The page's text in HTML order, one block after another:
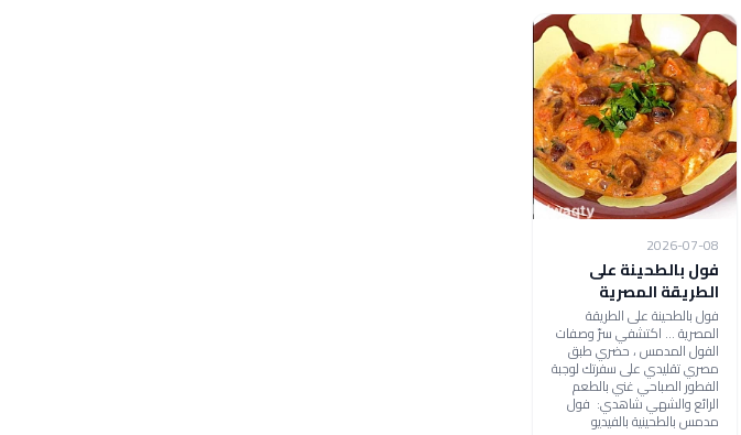
2026-07-08
فول بالطحينة على
الطريقة المصرية
فول بالطحينة على الطريقة
المصرية ... اكتشفي سرّ وصفات
الفول المدمس ، حضري طبق
مصري تقليدي على سفرتك لوجبة
الفطور الصباحي غني بالطعم
الرائع والشهي شاهدي: فول
مدمس بالطحينية بالفيديو